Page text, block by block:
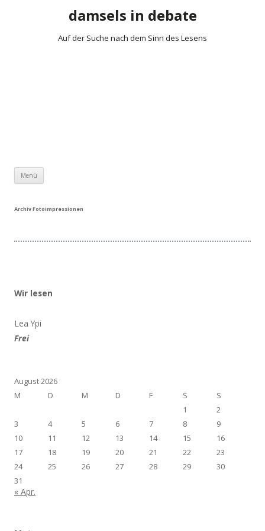
damsels in debate
Auf der Suche nach dem Sinn des Lesens
Menü
Archiv Fotoimpressionen
Wir lesen
Lea Ypi
Frei
August 2026
M
D M D F S
S
1
2
3
4 5 6 7 8
9
10
11 12 13 14 15
16
17
18 19 20 21 22
23
24
25 26 27 28 29
30
31
« Apr.